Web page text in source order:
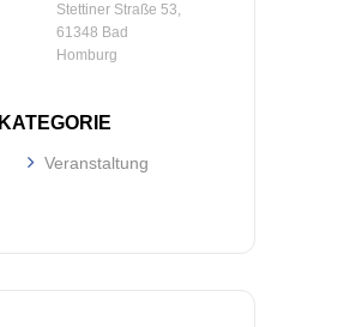
Stettiner Straße 53,
61348 Bad
Homburg
KATEGORIE
Veranstaltung